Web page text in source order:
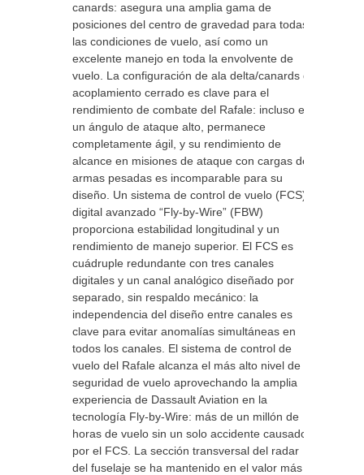
canards: asegura una amplia gama de
posiciones del centro de gravedad para todas
las condiciones de vuelo, así como un
excelente manejo en toda la envolvente de
vuelo. La configuración de ala delta/canards de
acoplamiento cerrado es clave para el
rendimiento de combate del Rafale: incluso en
un ángulo de ataque alto, permanece
completamente ágil, y su rendimiento de
alcance en misiones de ataque con cargas de
armas pesadas es incomparable para su
diseño. Un sistema de control de vuelo (FCS)
digital avanzado “Fly-by-Wire” (FBW)
proporciona estabilidad longitudinal y un
rendimiento de manejo superior. El FCS es
cuádruple redundante con tres canales
digitales y un canal analógico diseñado por
separado, sin respaldo mecánico: la
independencia del diseño entre canales es
clave para evitar anomalías simultáneas en
todos los canales. El sistema de control de
vuelo del Rafale alcanza el más alto nivel de
seguridad de vuelo aprovechando la amplia
experiencia de Dassault Aviation en la
tecnología Fly-by-Wire: más de un millón de
horas de vuelo sin un solo accidente causado
por el FCS. La sección transversal del radar
del fuselaje se ha mantenido en el valor más